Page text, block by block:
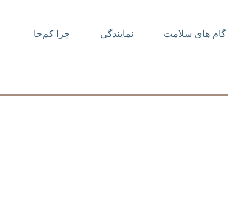
گام های سلامت نمایندگی چرا کم‌جا